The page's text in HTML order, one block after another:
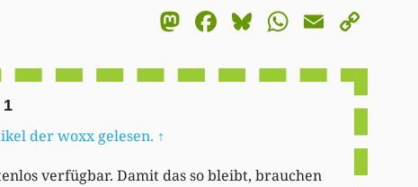
Mastodon
Facebook
Bluesky
WhatsApp
Email
1
der woxx gelesen. ↑
verfügbar. Damit das so bleibt, brauchen